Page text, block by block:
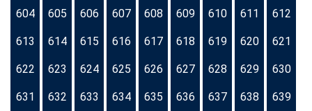
604 605 606 607 608 609 610 611 612
613 614 615 616 617 618 619 620 621
622 623 624 625 626 627 628 629 630
631 632 633 634 635 636 637 638 639